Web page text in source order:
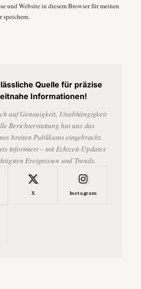
und Website in diesem Browser für meinen
speichern.
Quelle für präzise
Informationen!
auf Genauigkeit, Unabhängigkeit
Berichterstattung hat uns das
breiten Publikums eingebracht.
informiert – mit Echtzeit-Updates
Ereignissen und Trends.
X Instagram